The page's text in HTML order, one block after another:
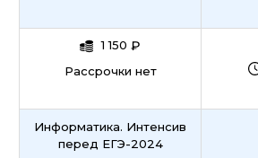
1 150 ₽
Рассрочки нет
Информатика. Интенсив
перед ЕГЭ-2024